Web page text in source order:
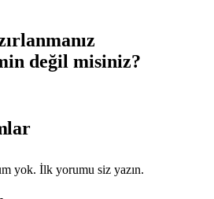
değil misiniz?
yok. İlk yorumu siz yazın.